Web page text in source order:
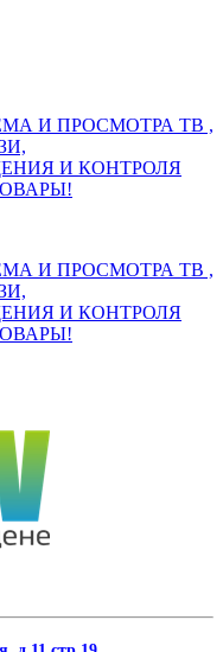
И ПРОСМОТРА ТВ ,
И КОНТРОЛЯ
И ПРОСМОТРА ТВ ,
И КОНТРОЛЯ